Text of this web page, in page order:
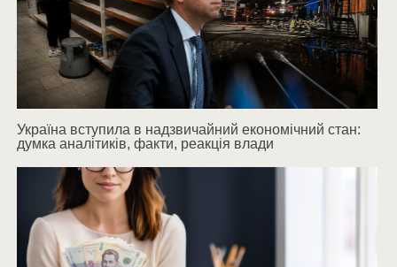
Україна вступила в надзвичайний економічний стан:
думка аналітиків, факти, реакція влади